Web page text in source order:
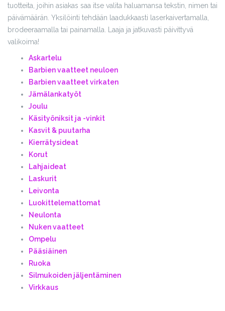
tuotteita, joihin asiakas saa itse valita haluamansa tekstin, nimen tai
päivämäärän. Yksilöinti tehdään laadukkaasti laserkaivertamalla,
brodeeraamalla tai painamalla. Laaja ja jatkuvasti päivittyvä
valikoima!
Askartelu
Barbien vaatteet neuloen
Barbien vaatteet virkaten
Jämälankatyöt
Joulu
Käsityöniksit ja -vinkit
Kasvit & puutarha
Kierrätysideat
Korut
Lahjaideat
Laskurit
Leivonta
Luokittelemattomat
Neulonta
Nuken vaatteet
Ompelu
Pääsiäinen
Ruoka
Silmukoiden jäljentäminen
Virkkaus